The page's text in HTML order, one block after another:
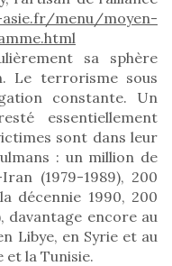
menu/moyen-
sa sphère
Le terrorisme sous
constante. Un
essentiellement
sont dans leur
: un million de
(1979-1989), 200
décennie 1990, 200
davantage encore au
Libye, en Syrie et au
et la Tunisie.